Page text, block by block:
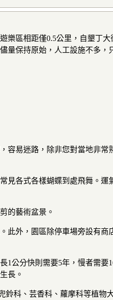
樂區相距僅0.5公里，自墾丁
量保持原始，人工設施不多，
容易迷路，除非您對當地非常
見各式各樣蝴蝶到處飛舞。運
的藝術盆景。
此外，園區除停車場旁設有商
1公分快則需要5年，慢者需要
長。
鈴科、芸香科、蘿摩科等植物